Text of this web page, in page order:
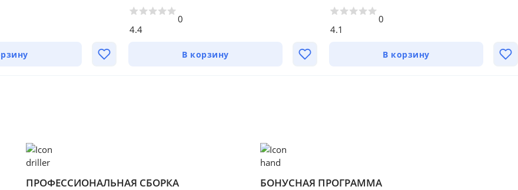
4.4
0
В корзину
4.1
0
В корзину
ПРОФЕССИОНАЛЬНАЯ СБОРКА БОНУСНАЯ ПРОГРАММА